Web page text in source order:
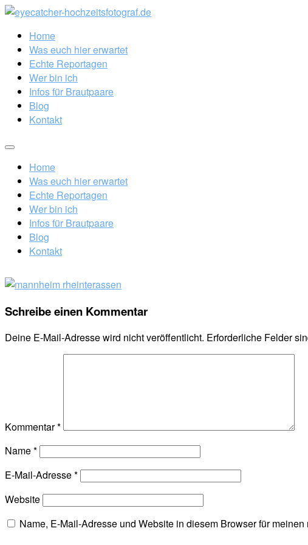
Home
Was euch hier erwartet
Echte Reportagen
Wer bin ich
Infos für Brautpaare
Blog
Kontakt
Home
Was euch hier erwartet
Echte Reportagen
Wer bin ich
Infos für Brautpaare
Blog
Kontakt
Schreibe einen Kommentar
Deine E-Mail-Adresse wird nicht veröffentlicht. Erforderliche Felder
Kommentar*
Name*
E-Mail-Adresse*
Website
Name, E-Mail-Adresse und Website in diesem Browser für